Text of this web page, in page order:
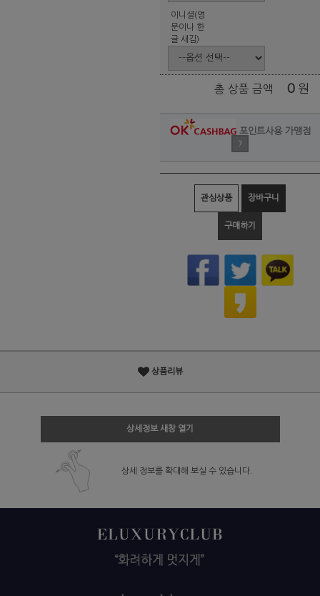
이니셜(영
문이나 한
글 새김)
총 상품 금액 0 원
포인트사용 가맹점
?
관심상품 장바구니
구매하기
상품리뷰
상세정보 새창 열기
상세 정보를 확대해 보실 수 있습니다.